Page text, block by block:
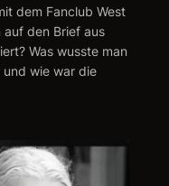
dem Fanclub West
auf den Brief aus
Was wusste man
wie war die